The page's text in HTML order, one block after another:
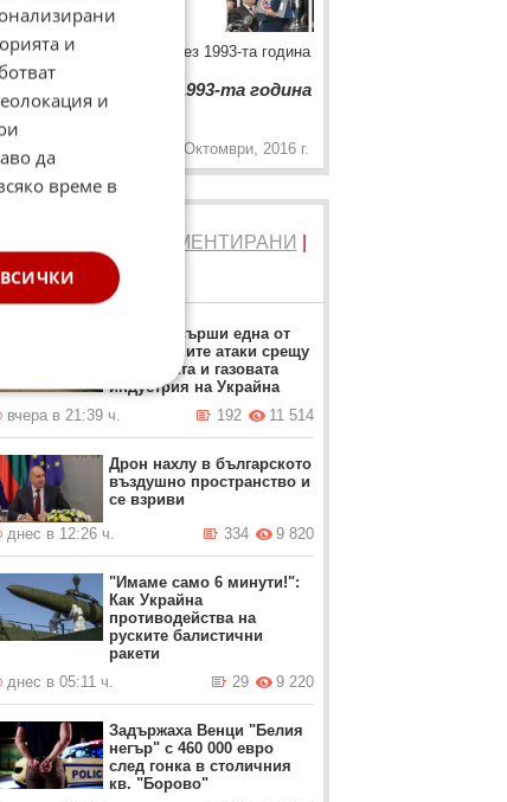
на въпрос на
за победата на
над "петлите" през 1993-та година
Не помня мача от 1993-та година
8 Октомври, 2016 г.
КОМЕНТИРАНИ
Русия извърши една от
най-големите атаки срещу
петролната и газовата
индустрия на Украйна
вчера в 21:39 ч.
11 514
192
Дрон нахлу в българското
въздушно пространство и
се взриви
днес в 12:26 ч.
9 820
334
"Имаме само 6 минути!":
Как Украйна
противодейства на
руските балистични
ракети
днес в 05:11 ч.
9 220
29
Задържаха Венци "Белия
негър" с 460 000 евро
след гонка в столичния
кв. "Борово"
и
и
да
време в